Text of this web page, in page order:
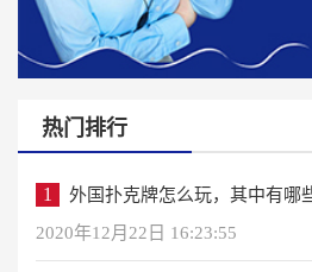
热门排行
1
外国扑克牌怎么玩，其中有哪
2020年12月22日 16:23:55